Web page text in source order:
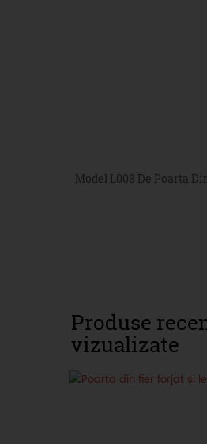
Model L008 De Poarta
Produse
vizualizate